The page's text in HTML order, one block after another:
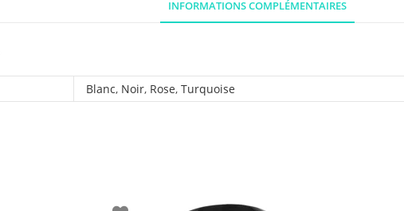
INFORMATIONS COMPLÉMENTAIRES
Blanc, Noir, Rose, Turquoise